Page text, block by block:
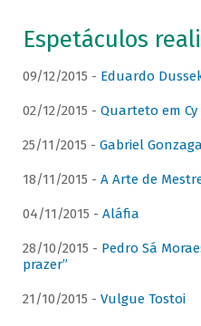
Espetáculos
09/12/2015 - Eduardo
02/12/2015 - Quarteto em
25/11/2015 - Gabriel
18/11/2015 - A Arte de
04/11/2015 - Aláfia
28/10/2015 - Pedro Sá
prazer”
21/10/2015 - Vulgue Tostoi